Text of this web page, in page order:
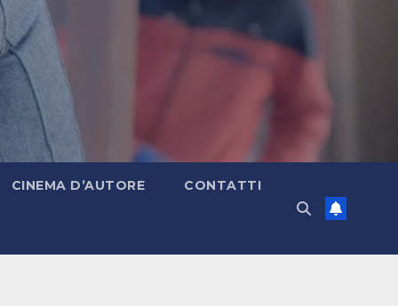
CINEMA D’AUTORE CONTATTI